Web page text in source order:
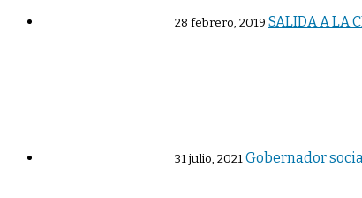
28 febrero, 2019 SALIDA A LA
31 julio, 2021Gobernador